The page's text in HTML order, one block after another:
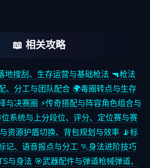
📖 相关攻略
地搜刮、生存运营与基础枪法 🔫枪法
、分工与团队配合 🌍毒圈转点与生存
与决赛圈 ⚡传奇搭配与阵容角色组合与
系统与上分段位、评分、定位赛与赛
资源护盾切换、背包规划与效率 📡标
记、语音报点与分工 🏃身法进阶技巧
与身法 🎯武器配件与弹道枪械弹道、